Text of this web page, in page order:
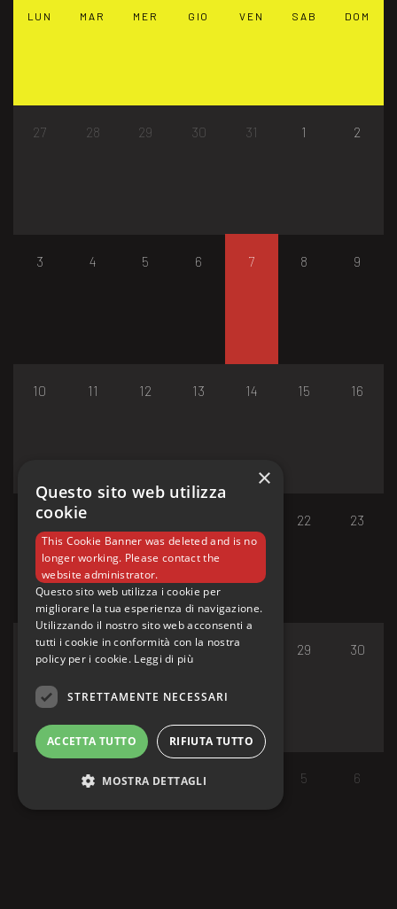
LUN MAR MER GIO VEN SAB DOM
27 28 29 30 31 1 2
3 4 5 6 7 8 9
10 11 12 13 14 15 16
17 18 22 23
24 25 26 27 29 30
1 2 3 5 6
×
Questo sito web utilizza
cookie
This Cookie Banner was deleted and is no
longer working. Please contact the
website administrator.
Questo sito web utilizza i cookie per
migliorare la tua esperienza di navigazione.
Utilizzando il nostro sito web acconsenti a
tutti i cookie in conformità con la nostra
policy per i cookie. Leggi di più
STRETTAMENTE NECESSARI
ACCETTA TUTTO RIFIUTA TUTTO
MOSTRA DETTAGLI